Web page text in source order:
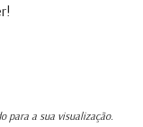
para a sua visualização.